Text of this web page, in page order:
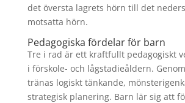
det översta lagrets hörn till det
motsatta hörn.
Pedagogiska fördelar för barn
Tre i rad är ett kraftfullt pedagogiskt
i förskole- och lågstadieåldern.
tränas logiskt tänkande,
strategisk planering. Barn lär sig att